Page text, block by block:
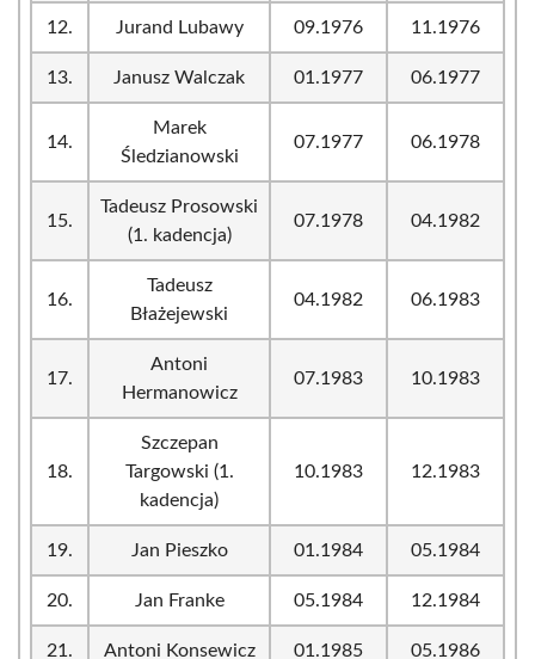
12. Jurand Lubawy 09.1976 11.1976
13. Janusz Walczak 01.1977 06.1977
14.
Marek
Śledzianowski
07.1977 06.1978
15.
Tadeusz Prosowski
(1. kadencja)
07.1978 04.1982
16.
Tadeusz
Błażejewski
04.1982 06.1983
17.
Antoni
Hermanowicz
07.1983 10.1983
18.
Szczepan
Targowski (1.
kadencja)
10.1983 12.1983
19. Jan Pieszko 01.1984 05.1984
20. Jan Franke 05.1984 12.1984
21. Antoni Konsewicz 01.1985 05.1986